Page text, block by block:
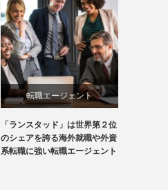
転職エージェント
「ランスタッド」は世界第２位
のシェアを誇る海外就職や外資
系転職に強い転職エージェント